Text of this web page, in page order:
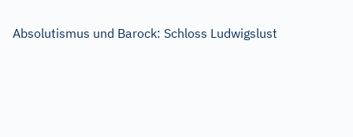
Absolutismus und Barock: Schloss Ludwigslust